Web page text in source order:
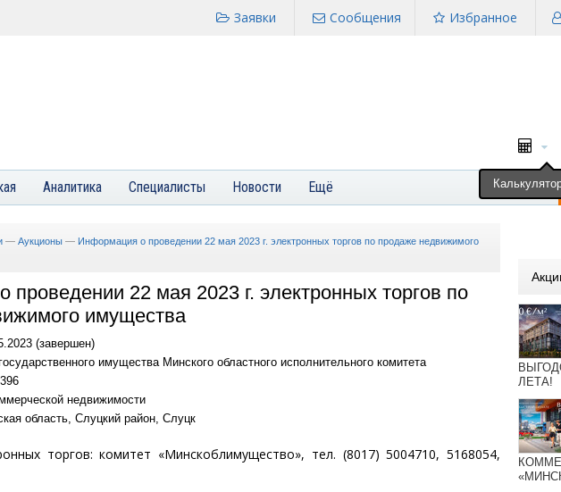
Избранное
Сообщения
Заявки
Аналитика Специалисты Новости Ещё
— Аукционы — Информация о проведении 22 мая 2023 г. электронных торгов по продаже недвижимого
22 мая 2023 г. электронных торгов по
имущества
(завершен)
имущества Минского областного исполнительного комитета
недвижимости
область, Слуцкий район, Слуцк
торгов:комитет «Минскоблимущество», тел. (8017) 5004710, 5168054,
ЛЕТА!